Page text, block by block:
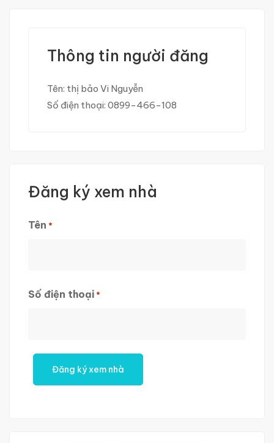
Thông tin người đăng
Tên: thị bảo Vi Nguyễn
Số điện thoại: 0899-466-108
Đăng ký xem nhà
Tên *
Số điện thoại *